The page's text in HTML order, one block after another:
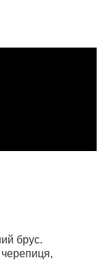
брус.
черепиця,